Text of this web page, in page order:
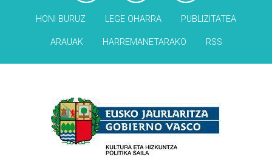
HONI BURUZ LEGE OHARRA PUBLIZITATEA
ARAUAK HARREMANETARAKO RSS